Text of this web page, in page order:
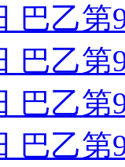
巴乙
巴乙
巴乙
巴乙